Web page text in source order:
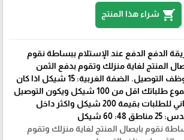
shopping_cart شراء هذا المنتج
الدفع الدفع عند الإستلام ببساطة نقوم
المنتج لغاية منزلك وتقوم بدفع الثمن
لموظف التوصيل. الضفة الغربية: 15 شيكل اذا كان
مجموع طلباتك اقل من 100 شيكل ويكون التوصيل
مجاني للطلبات بقيمة 200 شيكل واكثر داخل
48: 60 شيكل
نقوم بايصال المنتج لغاية منزلك وتقوم